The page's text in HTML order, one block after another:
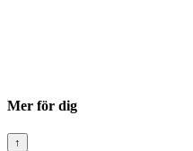
Mer för dig
↑